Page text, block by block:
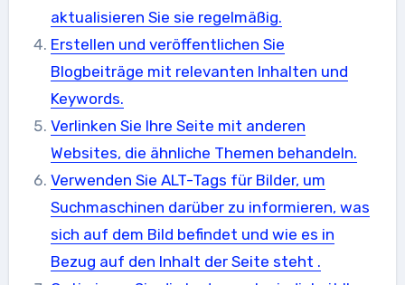
aktualisieren Sie sie regelmäßig.
Erstellen und veröffentlichen Sie
Blogbeiträge mit relevanten Inhalten und
Keywords.
Verlinken Sie Ihre Seite mit anderen
Websites, die ähnliche Themen behandeln.
Verwenden Sie ALT-Tags für Bilder, um
Suchmaschinen darüber zu informieren, was
sich auf dem Bild befindet und wie es in
Bezug auf den Inhalt der Seite steht .